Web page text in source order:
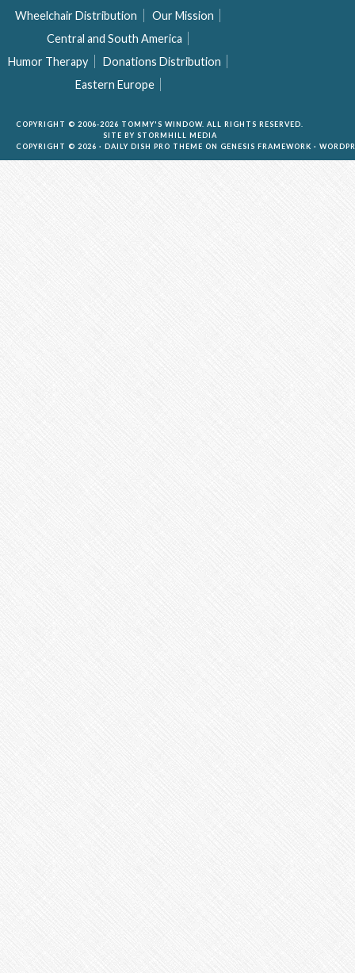
Wheelchair Distribution
Our Mission
Central and South America
Humor Therapy
Donations Distribution
Eastern Europe
COPYRIGHT © 2006-2026 TOMMY'S WINDOW. ALL RIGHTS RESERVED.
SITE BY STORMHILL MEDIA
COPYRIGHT © 2026 · DAILY DISH PRO THEME ON GENESIS FRAMEWORK ·